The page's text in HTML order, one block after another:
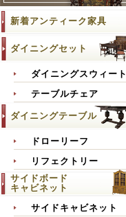
新着アンティーク家具
ダイニングセット
ダイニングスウィート
テーブルチェア
ダイニングテーブル
ドローリーフ
リフェクトリー
サイドボード
キャビネット
サイドキャビネット